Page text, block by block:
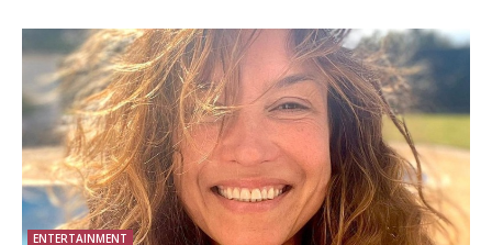
ENTERTAINMENT